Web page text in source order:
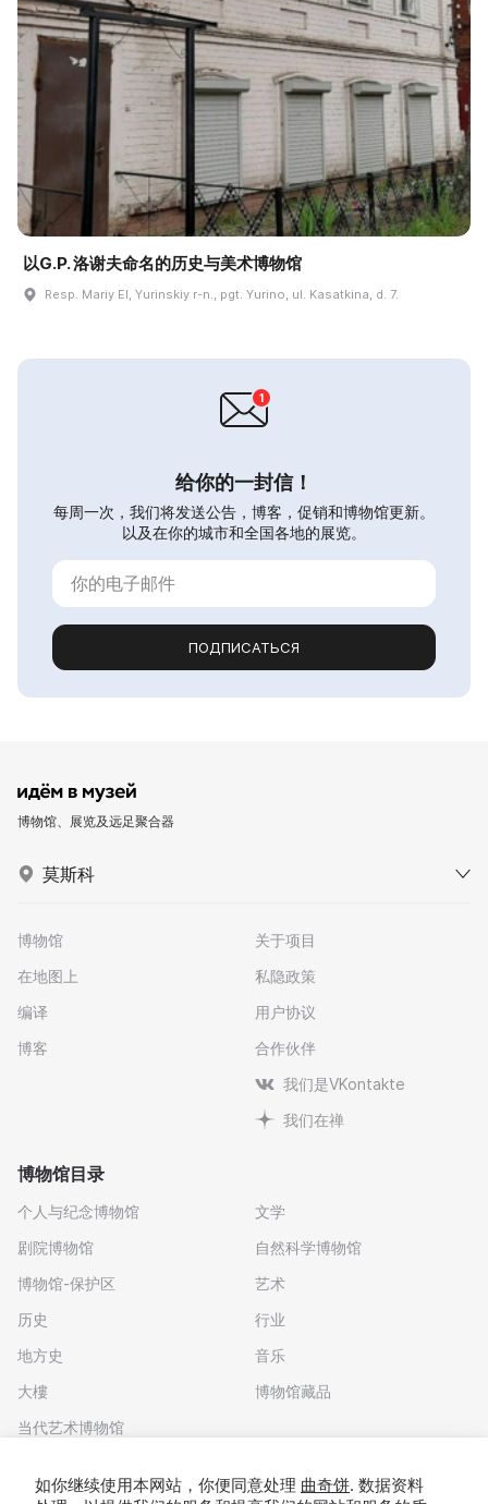
以G.P. 洛谢夫命名的历史与美术博物馆
Resp. Mariy El, Yurinskiy r-n., pgt. Yurino, ul. Kasatkina, d. 7.
给你的一封信！
每周一次，我们将发送公告，博客，促销和博物馆更新。
以及在你的城市和全国各地的展览。
ПОДПИСАТЬСЯ
博物馆、展览及远足聚合器
莫斯科
博物馆
在地图上
编译
博客
关于项目
私隐政策
用户协议
合作伙伴
我们是VKontakte
我们在禅
博物馆目录
个人与纪念博物馆
剧院博物馆
博物馆-保护区
历史
地方史
大樓
当代艺术博物馆
文学
自然科学博物馆
艺术
行业
音乐
博物馆藏品
如你继续使用本网站，你便同意处理 曲奇饼. 数据资料